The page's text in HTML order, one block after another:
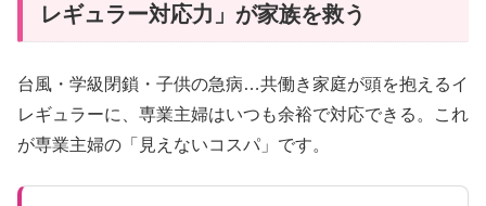
レギュラー対応力」が家族を救う
台風・学級閉鎖・子供の急病…共働き家庭が頭を抱えるイ
レギュラーに、専業主婦はいつも余裕で対応できる。これ
が専業主婦の「見えないコスパ」です。